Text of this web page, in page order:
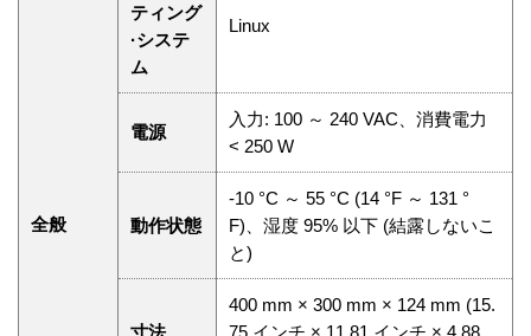
全般
ティング
·システ
ム
Linux
電源
入力: 100 ～ 240 VAC、消費電力
˂ 250 W
動作状態
-10 °C ～ 55 °C (14 °F ～ 131 °
F)、湿度 95% 以下 (結露しないこ
と)
寸法
400 mm × 300 mm × 124 mm (15.
75 インチ × 11.81 インチ × 4.88